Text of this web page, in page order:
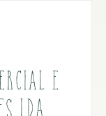
E
LDA